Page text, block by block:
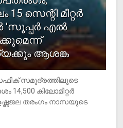
സെന്റി മീറ്റര്‍
'സൂപ്പര്‍ എല്‍
ആശങ്ക
സമുദ്രത്തിലൂടെ
14,500 കിലോമീറ്റര്‍
തരംഗം നാസയുടെ